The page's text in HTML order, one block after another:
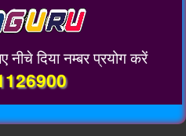
दिया नम्बर प्रयोग करें